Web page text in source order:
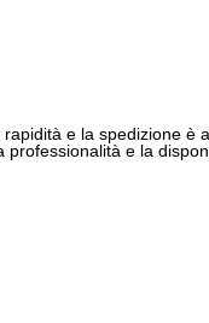
e la spedizione è
e la